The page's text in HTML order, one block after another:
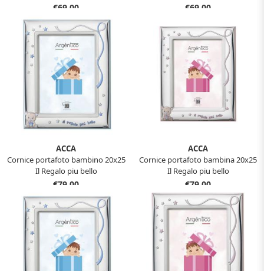
€69,00 €69,00
ACCA
Cornice portafoto bambino 20x25
Il Regalo piu bello
€79,00
ACCA
Cornice portafoto bambina 20x25
Il Regalo piu bello
€79,00